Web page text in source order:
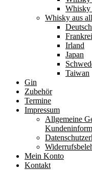
Whisky
Whisky aus
Irland
Japan
Taiwan
Gin
Zubehör
Termine
Impressum
Allgemeine
Mein Konto
Kontakt